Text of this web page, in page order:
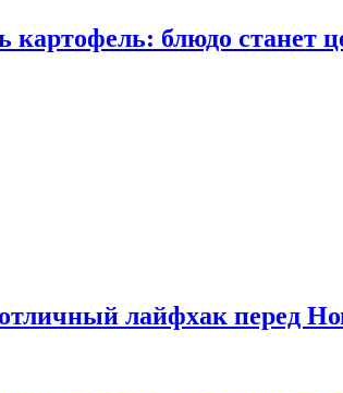
блюдо станет
лайфхак перед